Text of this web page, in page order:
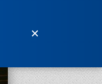
✕